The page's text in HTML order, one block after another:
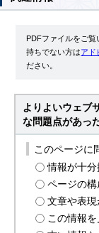
PDFファイルをご
持ちでない方はアド
ださい。
よりよいウェブ
な問題点があっ
このページに
情報が十
ページの
文章や表
この情報